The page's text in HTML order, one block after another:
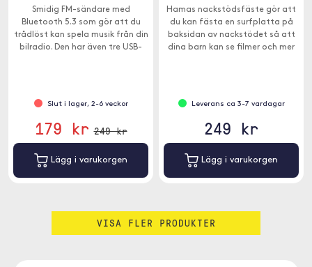
Smidig FM-sändare med
Bluetooth 5.3 som gör att du
trådlöst kan spela musik från din
bilradio. Den har även tre USB-
Slut i lager, 2-6 veckor
179 kr 249 kr
Lägg i varukorgen
Hamas nackstödsfäste gör att
du kan fästa en surfplatta på
baksidan av nackstödet så att
dina barn kan se filmer och mer
Leverans ca 3-7 vardagar
249 kr
Lägg i varukorgen
VISA FLER PRODUKTER